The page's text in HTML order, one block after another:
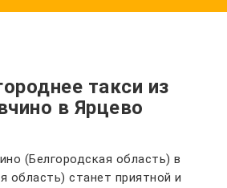
такси из
в Ярцево
(Белгородская область) в
область) станет приятной и